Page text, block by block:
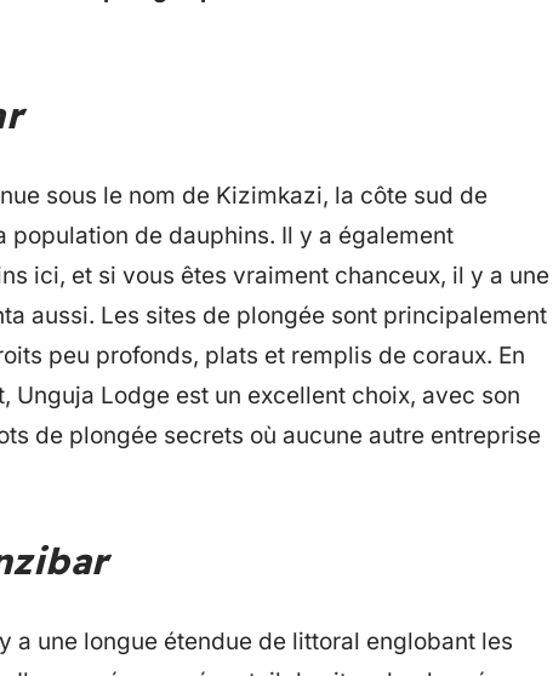
sous le nom de Kizimkazi, la côte sud de
population de dauphins. Il y a également
ici, et si vous êtes vraiment chanceux, il y a une
aussi. Les sites de plongée sont principalement
peu profonds, plats et remplis de coraux. En
Unguja Lodge est un excellent choix, avec son
de plongée secrets où aucune autre entreprise
a une longue étendue de littoral englobant les